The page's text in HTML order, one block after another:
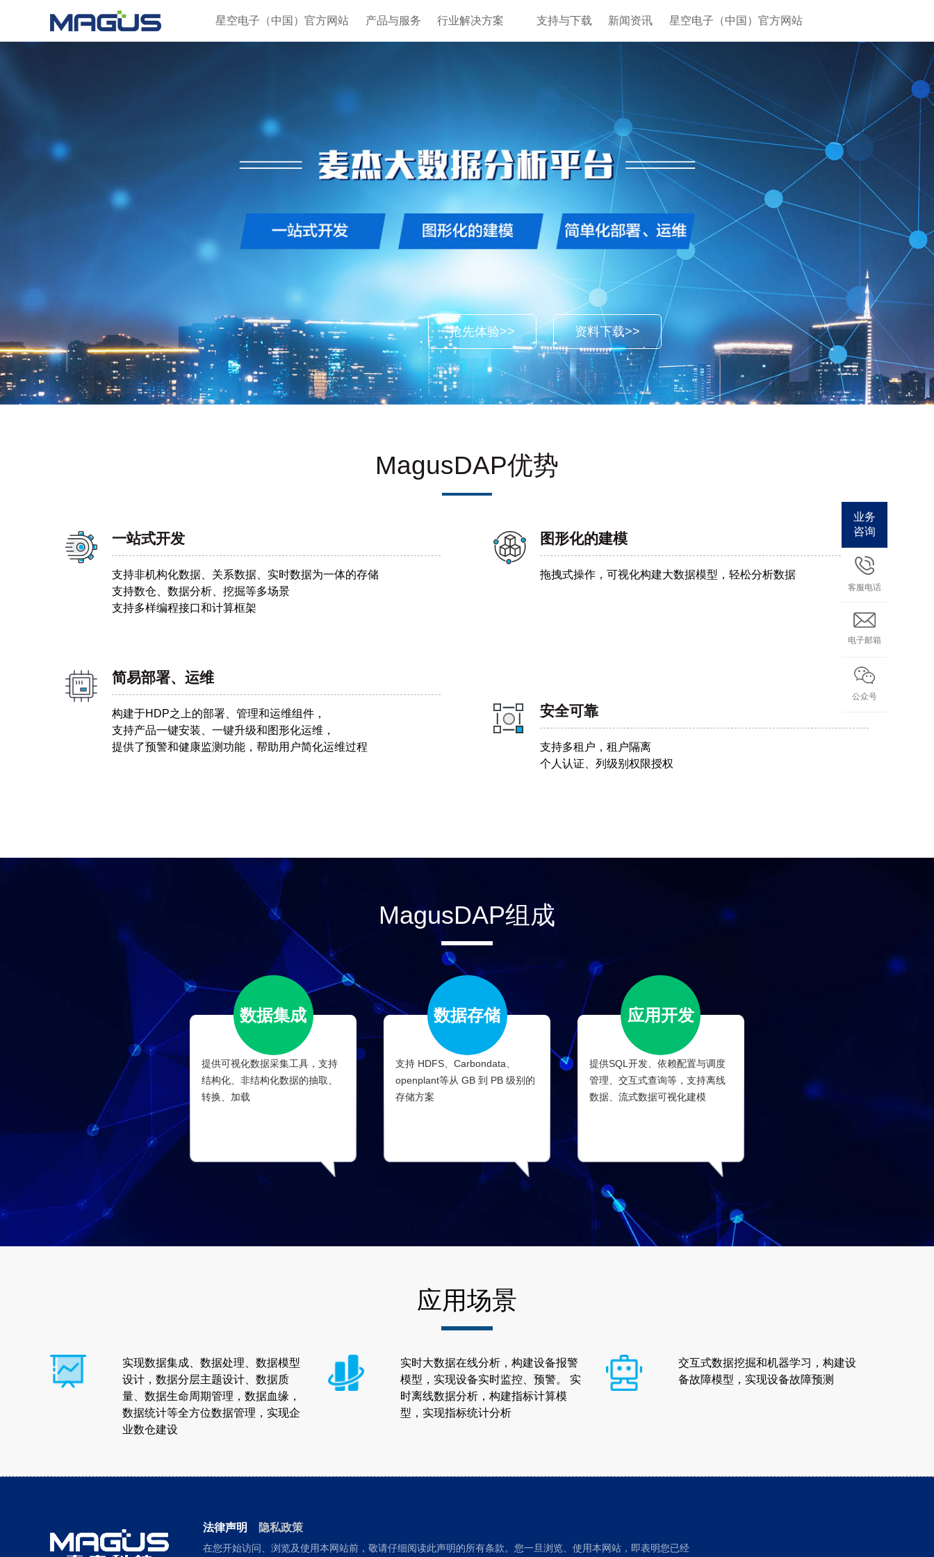
星空电子（中国）官方网站星空电子（中国）官方网站 产品与服务 行业解决方案 支持与下载 新闻资讯 星空电子（中国）官方网站
抢先体验>> 资料下载>>
MagusDAP优势
一站式开发
支持非机构化数据、关系数据、实时数据为一体的存储
支持数仓、数据分析、挖掘等多场景
支持多样编程接口和计算框架
图形化的建模
拖拽式操作，可视化构建大数据模型，轻松分析数据
简易部署、运维
构建于HDP之上的部署、管理和运维组件，
支持产品一键安装、一键升级和图形化运维，
提供了预警和健康监测功能，帮助用户简化运维过程
安全可靠
支持多租户，租户隔离
个人认证、列级别权限授权
MagusDAP组成
数据集成
提供可视化数据采集工具，支持
结构化、非结构化数据的抽取、
转换、加载
数据存储
支持 HDFS、Carbondata、
openplant等从 GB 到 PB 级别的
存储方案
应用开发
提供SQL开发、依赖配置与调度
管理、交互式查询等，支持离线
数据、流式数据可视化建模
应用场景
实现数据集成、数据处理、数据模型
设计，数据分层主题设计、数据质
量、数据生命周期管理，数据血缘，
数据统计等全方位数据管理，实现企
业数仓建设
实时大数据在线分析，构建设备报警
模型，实现设备实时监控、预警。 实
时离线数据分析，构建指标计算模
型，实现指标统计分析
交互式数据挖掘和机器学习，构建设
备故障模型，实现设备故障预测
业务
咨询
客服电话
电子邮箱
公众号
法律声明 隐私政策
在您开始访问、浏览及使用本网站前，敬请仔细阅读此声明的所有条款。您一旦浏览、使用本网站，即表明您已经